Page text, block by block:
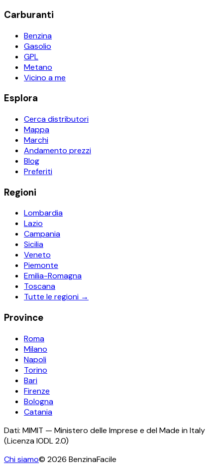
Carburanti
Benzina
Gasolio
GPL
Metano
Vicino a me
Esplora
Cerca distributori
Mappa
Marchi
Andamento prezzi
Blog
Preferiti
Regioni
Lombardia
Lazio
Campania
Sicilia
Veneto
Piemonte
Emilia-Romagna
Toscana
Tutte le regioni →
Province
Roma
Milano
Napoli
Torino
Bari
Firenze
Bologna
Catania
Dati: MIMIT — Ministero delle Imprese e del Made in Italy
(Licenza IODL 2.0)
Chi siamo© 2026 BenzinaFacile